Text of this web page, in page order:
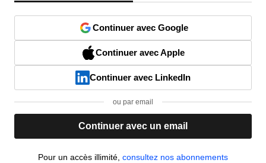
Continuer avec Google
Continuer avec Apple
Continuer avec LinkedIn
ou par email
Continuer avec un email
Pour un accès illimité, consultez nos abonnements